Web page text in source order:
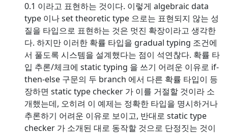
0.1 이라고 표현하는 것이다. 이렇게 algebraic data
type 이나 set theoretic type 으로는 표현되지 않는 성
질을 타입으로 표현하는 것은 멋진 확장이라고 생각한
다. 하지만 이러한 확률 타입을 gradual typing 조건에
서 풀도록 시스템을 설계했다는 점이 석연찮다. 확률 타
입 추론/체크에 static typing 을 쓰기 어려운 이유로 if-
then-else 구문의 두 branch 에서 다른 확률 타입이 등
장하면 static type checker 가 이를 거절할 것이라 소
개했는데, 오히려 이 예제는 정확한 타입을 명시하거나
추론하기 어려운 이유로 보이고, 반대로 static type
checker 가 소개된 대로 동작할 것으로 단정짓는 것이